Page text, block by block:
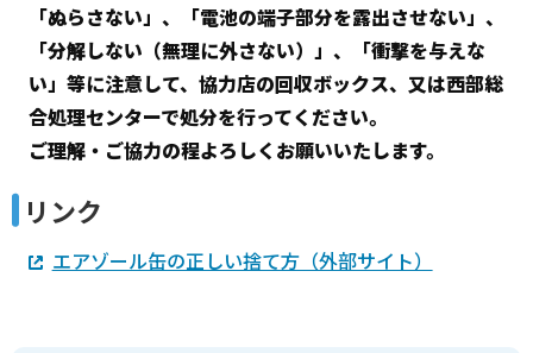
「ぬらさない」、「電池の端子部分を露出させない」、
「分解しない（無理に外さない）」、「衝撃を与えな
い」等に注意して、協力店の回収ボックス、又は西部総
合処理センターで処分を行ってください。
ご理解・ご協力の程よろしくお願いいたします。
リンク
エアゾール缶の正しい捨て方（外部サイト）